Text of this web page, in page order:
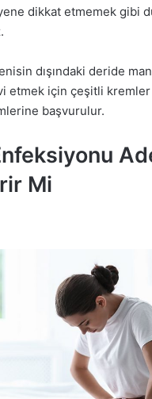
dikkat etmemek gibi
dışındaki deride
etmek için çeşitli
başvurulur.
Mi